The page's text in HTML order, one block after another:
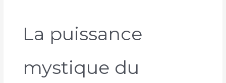
La puissance
mystique du